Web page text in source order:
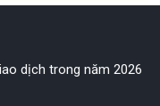
dịch trong năm 2026